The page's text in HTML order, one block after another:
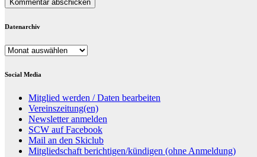
Datenarchiv
Datenarchiv
Social Media
Mitglied werden / Daten bearbeiten
Vereinszeitung(en)
Newsletter anmelden
SCW auf Facebook
Mail an den Skiclub
Mitgliedschaft berichtigen/kündigen (ohne Anmeldung)